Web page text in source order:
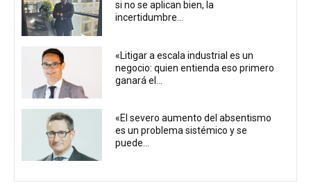
si no se aplican bien, la
incertidumbre...
«Litigar a escala industrial es un
negocio: quien entienda eso primero
ganará el...
«El severo aumento del absentismo
es un problema sistémico y se
puede...